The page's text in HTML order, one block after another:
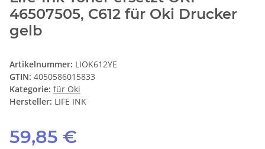
46507505, C612 für Oki Drucker
gelb
Artikelnummer: LIOK612YE
GTIN: 4050586015833
Kategorie: für Oki
Hersteller: LIFE INK
59,85 €